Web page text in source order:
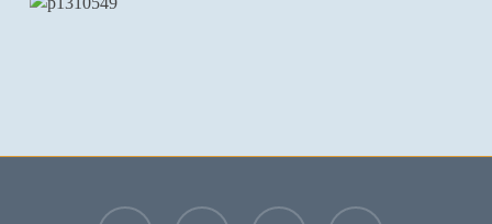
facebook youtube instagram email